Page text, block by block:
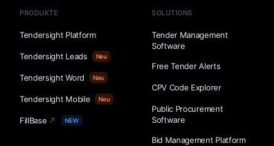
PRODUKTE
Tendersight Platform
Tendersight Leads Neu
Tendersight Word Neu
Tendersight Mobile Neu
FillBase NEW
SOLUTIONS
Tender Management
Software
Free Tender Alerts
CPV Code Explorer
Public Procurement
Software
Bid Management Platform